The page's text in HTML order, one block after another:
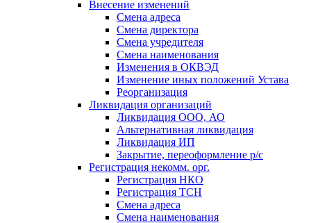
Внесение изменений
Смена адреса
Смена директора
Cмена учредителя
Смена наименования
Изменения в ОКВЭД
Изменение иных положений Устава
Реорганизация
Ликвидация организаций
Ликвидация ООО, АО
Альтернативная ликвидация
Ликвидация ИП
Закрытие, переоформление р/с
Регистрация некомм. орг.
Регистрация НКО
Регистрация ТСН
Смена адреса
Смена наименования